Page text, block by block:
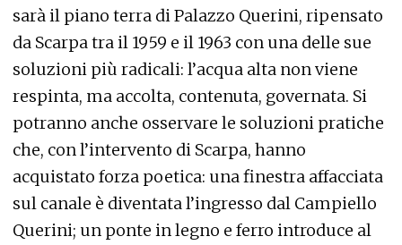
sarà il piano terra di Palazzo Querini, ripensato
da Scarpa tra il 1959 e il 1963 con una delle sue
soluzioni più radicali: l’acqua alta non viene
respinta, ma accolta, contenuta, governata. Si
potranno anche osservare le soluzioni pratiche
che, con l’intervento di Scarpa, hanno
acquistato forza poetica: una finestra affacciata
sul canale è diventata l’ingresso dal Campiello
Querini; un ponte in legno e ferro introduce al